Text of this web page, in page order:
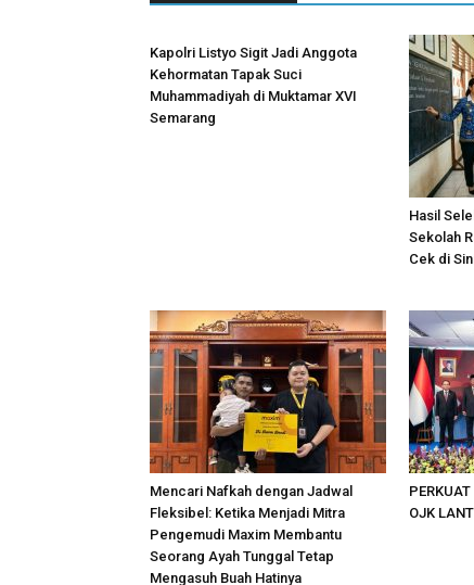
Kapolri Listyo Sigit Jadi Anggota
Kehormatan Tapak Suci
Muhammadiyah di Muktamar XVI
Semarang
Hasil
Sekolah
Cek di
Mencari Nafkah dengan Jadwal
Fleksibel: Ketika Menjadi Mitra
Pengemudi Maxim Membantu
Seorang Ayah Tunggal Tetap
Mengasuh Buah Hatinya
OJK